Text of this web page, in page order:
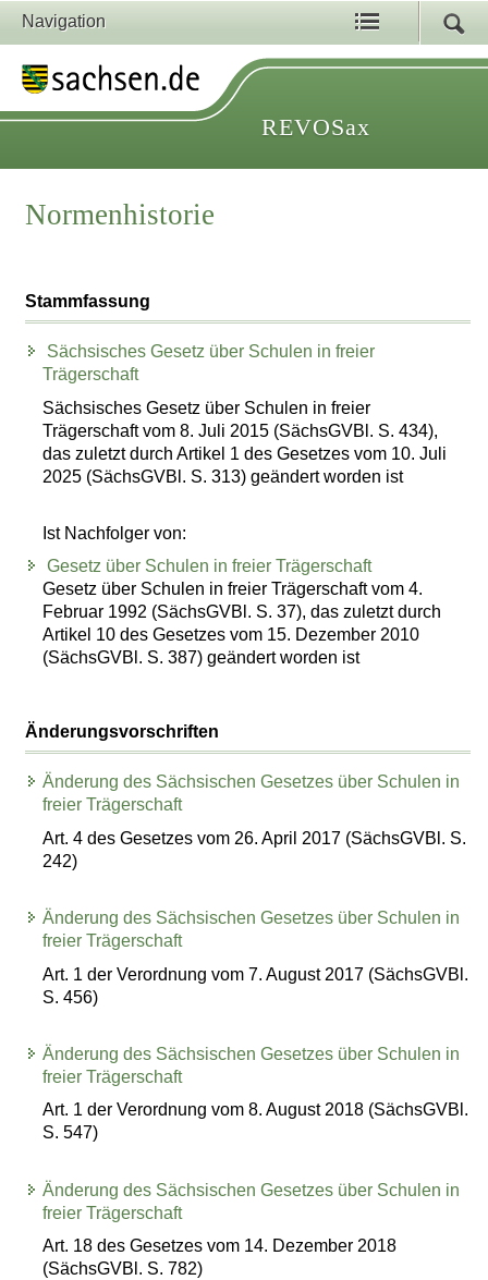
Navigation
REVOSax
Normenhistorie
Stammfassung
Sächsisches Gesetz über Schulen in freier
Trägerschaft
Sächsisches Gesetz über Schulen in freier
Trägerschaft vom 8. Juli 2015 (SächsGVBl. S. 434),
das zuletzt durch Artikel 1 des Gesetzes vom 10. Juli
2025 (SächsGVBl. S. 313) geändert worden ist
Ist Nachfolger von:
Gesetz über Schulen in freier Trägerschaft
Gesetz über Schulen in freier Trägerschaft vom 4.
Februar 1992 (SächsGVBl. S. 37), das zuletzt durch
Artikel 10 des Gesetzes vom 15. Dezember 2010
(SächsGVBl. S. 387) geändert worden ist
Änderungsvorschriften
Änderung des Sächsischen Gesetzes über Schulen in
freier Trägerschaft
Art. 4 des Gesetzes vom 26. April 2017 (SächsGVBl. S.
242)
Änderung des Sächsischen Gesetzes über Schulen in
freier Trägerschaft
Art. 1 der Verordnung vom 7. August 2017 (SächsGVBl.
S. 456)
Änderung des Sächsischen Gesetzes über Schulen in
freier Trägerschaft
Art. 1 der Verordnung vom 8. August 2018 (SächsGVBl.
S. 547)
Änderung des Sächsischen Gesetzes über Schulen in
freier Trägerschaft
Art. 18 des Gesetzes vom 14. Dezember 2018
(SächsGVBl. S. 782)